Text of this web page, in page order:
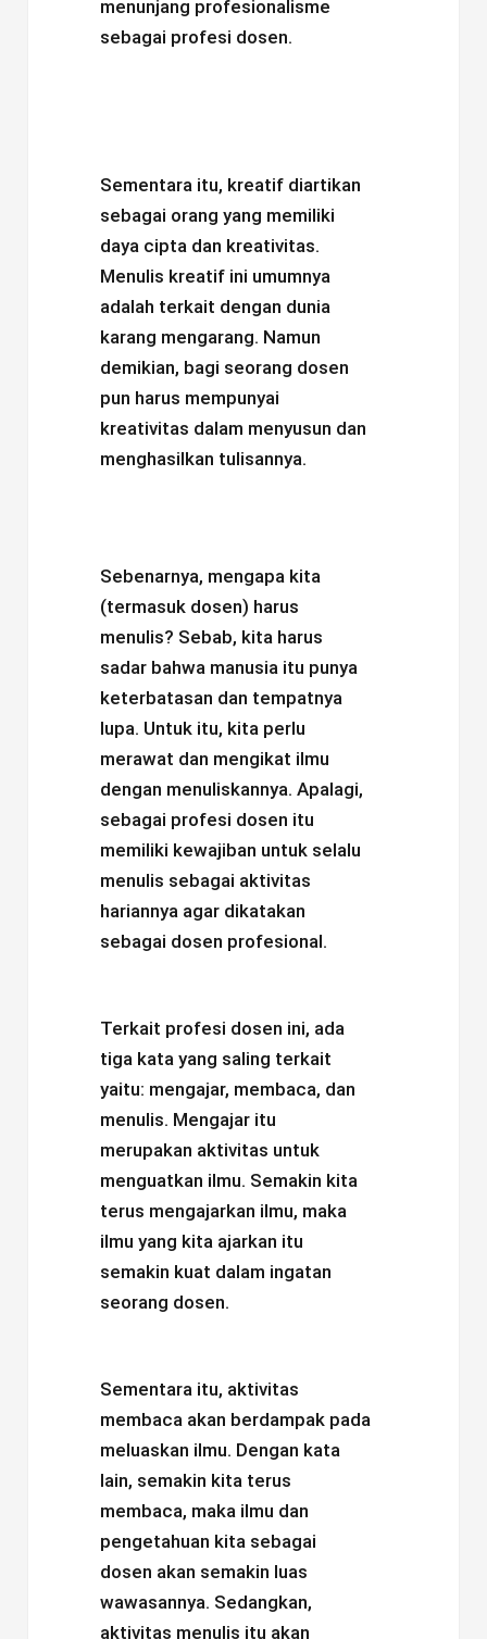
menunjang profesionalisme
sebagai profesi dosen.
Sementara itu, kreatif diartikan
sebagai orang yang memiliki
daya cipta dan kreativitas.
Menulis kreatif ini umumnya
adalah terkait dengan dunia
karang mengarang. Namun
demikian, bagi seorang dosen
pun harus mempunyai
kreativitas dalam menyusun dan
menghasilkan tulisannya.
Sebenarnya, mengapa kita
(termasuk dosen) harus
menulis? Sebab, kita harus
sadar bahwa manusia itu punya
keterbatasan dan tempatnya
lupa. Untuk itu, kita perlu
merawat dan mengikat ilmu
dengan menuliskannya. Apalagi,
sebagai profesi dosen itu
memiliki kewajiban untuk selalu
menulis sebagai aktivitas
hariannya agar dikatakan
sebagai dosen profesional.
Terkait profesi dosen ini, ada
tiga kata yang saling terkait
yaitu: mengajar, membaca, dan
menulis. Mengajar itu
merupakan aktivitas untuk
menguatkan ilmu. Semakin kita
terus mengajarkan ilmu, maka
ilmu yang kita ajarkan itu
semakin kuat dalam ingatan
seorang dosen.
Sementara itu, aktivitas
membaca akan berdampak pada
meluaskan ilmu. Dengan kata
lain, semakin kita terus
membaca, maka ilmu dan
pengetahuan kita sebagai
dosen akan semakin luas
wawasannya. Sedangkan,
aktivitas menulis itu akan